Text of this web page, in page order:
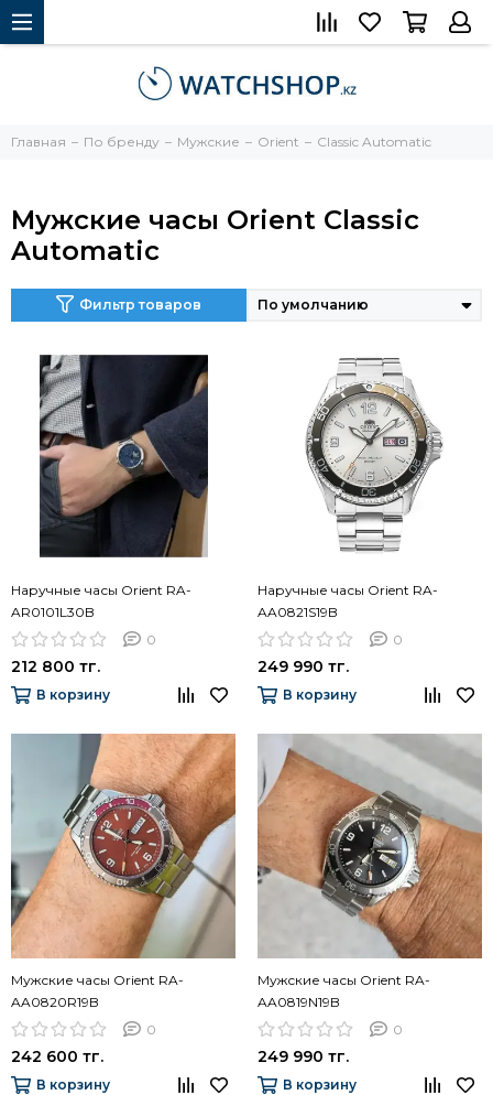
Главная По бренду Мужские Orient Classic Automatic
Мужские часы Orient Classic
Automatic
Фильтр товаров
Наручные часы Orient RA-
AR0101L30B
0
212 800 тг.
В корзину
Наручные часы Orient RA-
AA0821S19B
0
249 990 тг.
В корзину
Мужские часы Orient RA-
AA0820R19B
0
242 600 тг.
В корзину
Мужские часы Orient RA-
AA0819N19B
0
249 990 тг.
В корзину